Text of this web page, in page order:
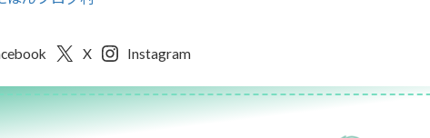
X Instagram